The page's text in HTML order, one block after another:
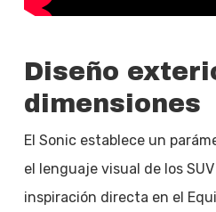
Diseño
dimensiones
El Sonic establece un
el lenguaje visual de los
inspiración directa en el